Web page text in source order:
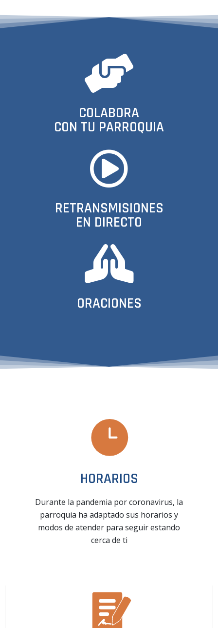
COLABORA
CON TU PARROQUIA
RETRANSMISIONES
EN DIRECTO
ORACIONES
HORARIOS
Durante la pandemia por coronavirus, la
parroquia ha adaptado sus horarios y
modos de atender para seguir estando
cerca de ti